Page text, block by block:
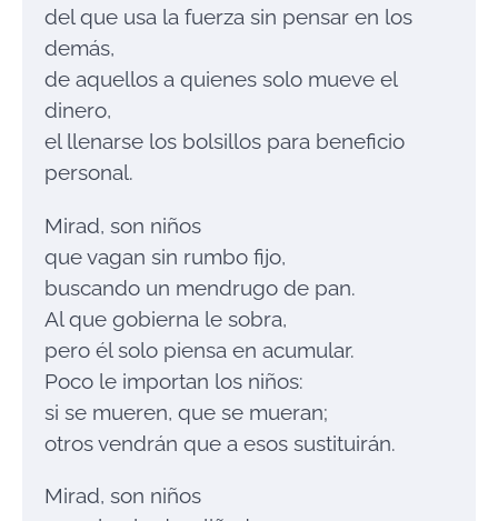
del que usa la fuerza sin pensar en los
demás,
de aquellos a quienes solo mueve el
dinero,
el llenarse los bolsillos para beneficio
personal.
Mirad, son niños
que vagan sin rumbo fijo,
buscando un mendrugo de pan.
Al que gobierna le sobra,
pero él solo piensa en acumular.
Poco le importan los niños:
si se mueren, que se mueran;
otros vendrán que a esos sustituirán.
Mirad, son niños